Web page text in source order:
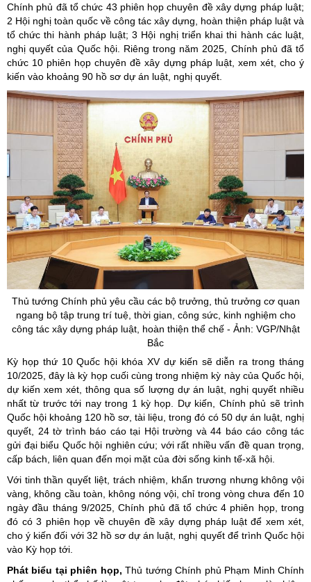
Chính phủ đã tổ chức 43 phiên họp chuyên đề xây dựng pháp luật;
2 Hội nghị toàn quốc về công tác xây dựng, hoàn thiện pháp luật và
tổ chức thi hành pháp luật; 3 Hội nghị triển khai thi hành các luật,
nghị quyết của Quốc hội. Riêng trong năm 2025, Chính phủ đã tổ
chức 10 phiên họp chuyên đề xây dựng pháp luật, xem xét, cho ý
kiến vào khoảng 90 hồ sơ dự án luật, nghị quyết.
Thủ tướng Chính phủ yêu cầu các bộ trưởng, thủ trưởng cơ quan
ngang bộ tập trung trí tuệ, thời gian, công sức, kinh nghiệm cho
công tác xây dựng pháp luật, hoàn thiện thể chế - Ảnh: VGP/Nhật
Bắc
Kỳ họp thứ 10 Quốc hội khóa XV dự kiến sẽ diễn ra trong tháng
10/2025, đây là kỳ họp cuối cùng trong nhiệm kỳ này của Quốc hội,
dự kiến xem xét, thông qua số lượng dự án luật, nghị quyết nhiều
nhất từ trước tới nay trong 1 kỳ họp. Dự kiến, Chính phủ sẽ trình
Quốc hội khoảng 120 hồ sơ, tài liệu, trong đó có 50 dự án luật, nghị
quyết, 24 tờ trình báo cáo tại Hội trường và 44 báo cáo công tác
gửi đại biểu Quốc hội nghiên cứu; với rất nhiều vấn đề quan trọng,
cấp bách, liên quan đến mọi mặt của đời sống kinh tế-xã hội.
Với tinh thần quyết liệt, trách nhiệm, khẩn trương nhưng không vội
vàng, không cầu toàn, không nóng vội, chỉ trong vòng chưa đến 10
ngày đầu tháng 9/2025, Chính phủ đã tổ chức 4 phiên họp, trong
đó có 3 phiên họp về chuyên đề xây dựng pháp luật để xem xét,
cho ý kiến đối với 32 hồ sơ dự án luật, nghị quyết để trình Quốc hội
vào Kỳ họp tới.
Phát biểu tại phiên họp,Thủ tướng Chính phủ Phạm Minh Chính